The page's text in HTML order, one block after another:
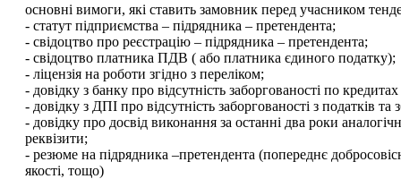
основні вимоги, які ставить замовник перед учасником
- статут підприємства – підрядника – претендента;
- свідоцтво про реєстрацію – підрядника – претендента;
- свідоцтво платника ПДВ ( або платника єдиного податку);
- ліцензія на роботи згідно з переліком;
- довідку з банку про відсутність заборгованості по кредитах
- довідку з ДПІ про відсутність заборгованості з податків та
- довідку про досвід виконання за останні два роки
реквізити;
- резюме на підрядника –претендента (попереднє
якості, тощо)